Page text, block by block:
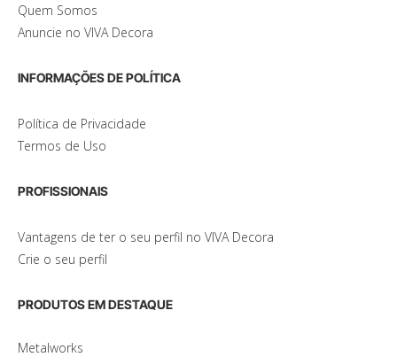
Quem Somos
Anuncie no VIVA Decora
INFORMAÇÕES DE POLÍTICA
Política de Privacidade
Termos de Uso
PROFISSIONAIS
Vantagens de ter o seu perfil no VIVA Decora
Crie o seu perfil
PRODUTOS EM DESTAQUE
Metalworks